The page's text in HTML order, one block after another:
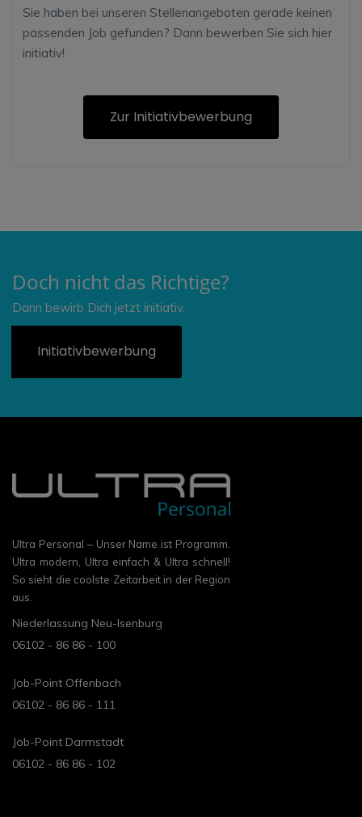
Sie haben bei unseren Stellenangeboten gerade keinen
passenden Job gefunden? Dann bewerben Sie sich hier
initiativ!
Zur Initiativbewerbung
Doch nicht das Richtige?
Dann bewirb Dich jetzt initiativ.
Initiativbewerbung
Ultra Personal – Unser Name ist Programm.
Ultra modern, Ultra einfach & Ultra schnell!
So sieht die coolste Zeitarbeit in der Region
aus.
Niederlassung Neu-Isenburg
06102 - 86 86 - 100
Job-Point Offenbach
06102 - 86 86 - 111
Job-Point Darmstadt
06102 - 86 86 - 102